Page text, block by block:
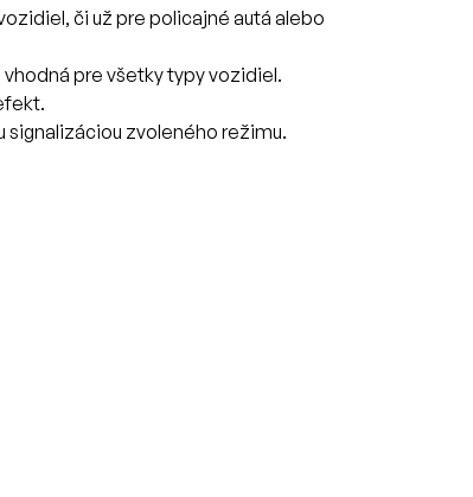
či už pre policajné autá alebo
pre všetky typy vozidiel.
signalizáciou zvoleného režimu.